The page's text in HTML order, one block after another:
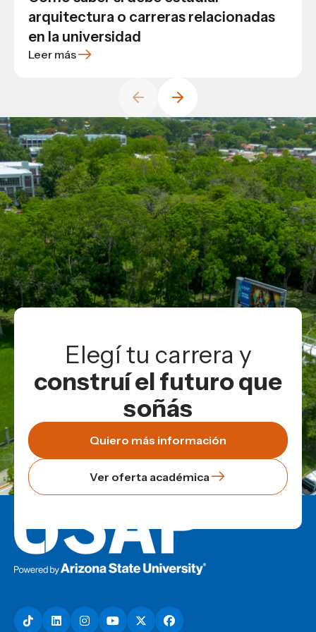
arquitectura o carreras relacionadas
en la universidad
Leer más
carrera con amplio campo laboral
Leer más
especialízate en el que más te
apasione
Leer más
Elegí tu carrera y
construí el futuro que
soñás
Quiero más información
Ver oferta académica